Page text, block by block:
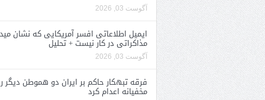
آگوست 03, 2026
ایمیل اطلاعاتی افسر آمریکایی که نشان
مذاکراتی در کار نیست + تحلیل
آگوست 03, 2026
فرقه تبهکار حاکم بر ایران دو هموطن دیگر
مخفیانه اعدام کرد